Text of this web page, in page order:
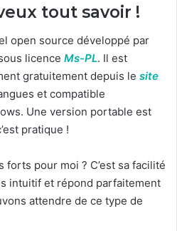
tout savoir !
open source développé par
licence Ms-PL. Il est
gratuitement depuis le site
et compatible
Une version portable est
pratique !
forts pour moi ? C’est sa facilité
intuitif et répond parfaitement
attendre de ce type de